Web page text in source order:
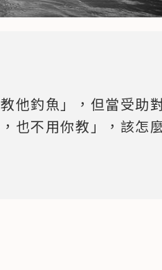
他釣魚」，但當受助
也不用你教」，該怎